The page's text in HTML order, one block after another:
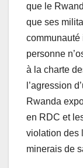
que le
que ses
communauté
personne
à la charte
l’agression
Rwanda
en RDC et
violation des
minerais de